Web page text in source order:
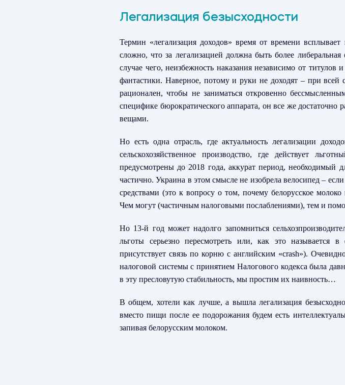
Легализация безысходности
Термин «легализация доходов» время от времени
сложно, что за легализацией должна быть более
случае чего, неизбежность наказания независимо от
фантастики. Наверное, потому и руки не доходят – при всей
рационален, чтобы не заниматься откровенно
специфике бюрократического аппарата, он все же
вещами.
Но есть одна отрасль, где актуальность легализации
сельскохозяйственное производство, где действует
предусмотрены до 2018 года, аккурат период, необходимый
частично. Украина в этом смысле не изобрела велосипед –
средствами (это к вопросу о том, почему белорусское
Чем могут (частичным налоговыми послаблениями), тем и
Но 13-й год может надолго запомниться
льготы серьезно пересмотреть или, как это называется
присутствует связь по корню с английским «сrash»).
налоговой системы с принятием Налогового кодекса была
в эту пресловутую стабильность, мы простим их наивность…
В общем, хотели как лучше, а вышла легализация
вместо пищи после ее подорожания будем есть
запивая белорусским молоком.